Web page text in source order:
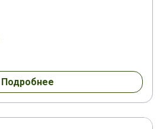
Подробнее